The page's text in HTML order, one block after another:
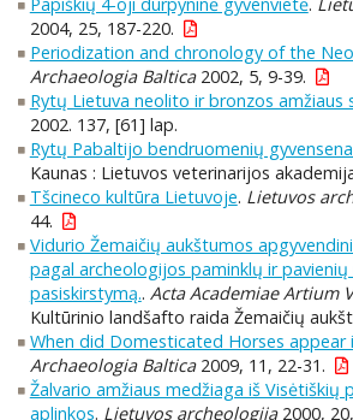
2004, 25, 187-220.
Periodization and chronology of the
Archaeologia Baltica2002, 5, 9-39.
Rytų Lietuva neolito ir bronzos amžiaus
2002. 137, [61] lap.
Rytų Pabaltijo bendruomenių
Kaunas : Lietuvos veterinarijos
Tšcineco kultūra Lietuvoje. Lietuvos
44.
Vidurio Žemaičių aukštumos
pagal archeologijos paminklų ir pavienių
pasiskirstymą.. Acta Academiae Artium
Kultūrinio landšafto raida Žemaičių
When did Domesticated Horses appear
Archaeologia Baltica2009, 11, 22-31.
Žalvario amžiaus medžiaga iš Visėtiškių
aplinkos. Lietuvos archeologija2000,